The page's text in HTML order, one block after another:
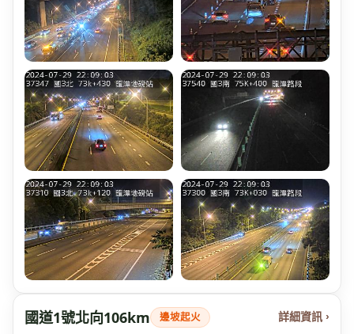
國道1號北向106km 邊坡起火 詳細資訊 ›